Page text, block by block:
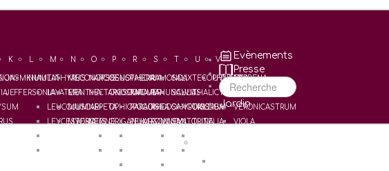
x Hybridus
JASMINUM
JEFFERSONIA
K
KNAUTIALATHYRUS
LAVATERA
LEUCOJUM
LEYCESTERIA
M
MECONOPSIS
MENTHA
MUSCARI
MYOSOTIS
N
NARCISSUS
NECTAROSCORDUM
NEPETA
NERINE
O
OENOTHERA
ONOSMA
OPHIOPOGON
ORIGANUM
ORNITHOGALUM
OXALIS
P
PAEONIA
PAPAVER
PARADISEA
PELARGONIUM
PENSTEMON
POLYGONATUM
POTENTILLA
R
RAMONDA
RANUNCULUS
RHODOHYPOXIS
ROMNEYA
S
SALIX
SALVIA
SANGUISORBA
SANTOLINA
SAXIFRAGA
SCABIOSA
SCHIZOSTYLIS
TECOPHILAEA
THALICTRUM
TRILLIUM
TRITELIA
U
UVULARIA
V
VERBENA
VERONICA
VERONICASTRUM
VIOLA
Evènements
Presse
Recherche
Jardin